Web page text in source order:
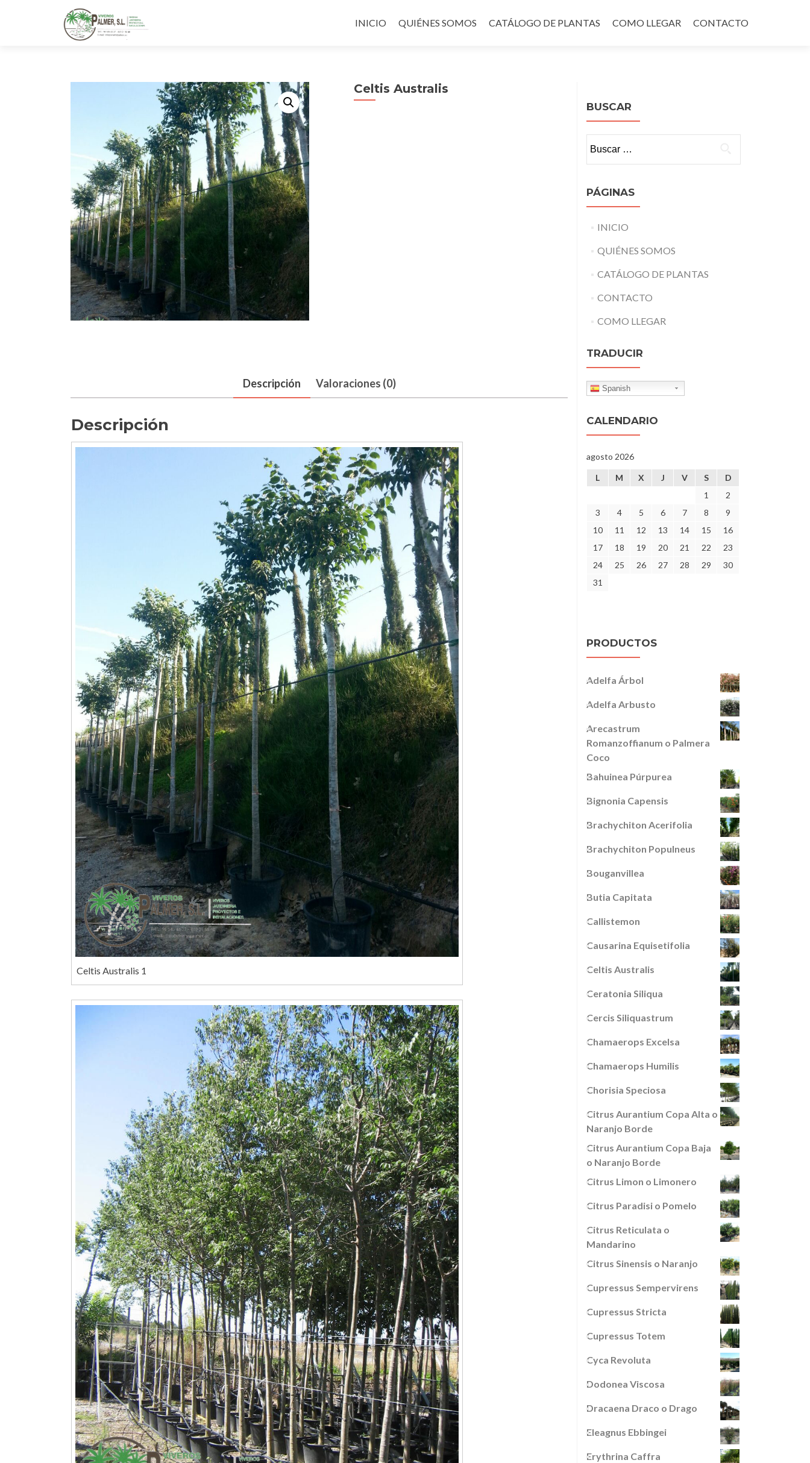
al
INICIO QUIÉNES SOMOS CATÁLOGO DE PLANTAS COMO LLEGAR CONTACTO
Celtis Australis
Descripción Valoraciones (0)
Descripción
Celtis Australis 1
BUSCAR
PÁGINAS
INICIO
QUIÉNES SOMOS
CATÁLOGO DE PLANTAS
CONTACTO
COMO LLEGAR
TRADUCIR
Spanish
CALENDARIO
agosto 2026
L M X J V S
D
1
2
3
4 5 6 7 8
9
10
11 12 13 14 15
16
17
18 19 20 21 22
23
24
25 26 27 28 29
30
31
PRODUCTOS
Adelfa Árbol
Adelfa Arbusto
Arecastrum
Romanzoffianum o Palmera
Coco
Bahuinea Púrpurea
Bignonia Capensis
Brachychiton Acerifolia
Brachychiton Populneus
Bouganvillea
Butia Capitata
Callistemon
Causarina Equisetifolia
Celtis Australis
Ceratonia Siliqua
Cercis Siliquastrum
Chamaerops Excelsa
Chamaerops Humilis
Chorisia Speciosa
Citrus Aurantium Copa Alta o
Naranjo Borde
Citrus Aurantium Copa Baja
o Naranjo Borde
Citrus Limon o Limonero
Citrus Paradisi o Pomelo
Citrus Reticulata o
Mandarino
Citrus Sinensis o Naranjo
Cupressus Sempervirens
Cupressus Stricta
Cupressus Totem
Cyca Revoluta
Dodonea Viscosa
Dracaena Draco o Drago
Eleagnus Ebbingei
Erythrina Caffra